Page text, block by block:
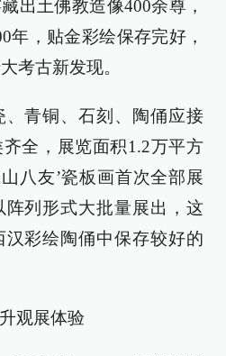
出土佛教造像400余尊，
年，贴金彩绘保存完好，
考古新发现。
青铜、石刻、陶俑应接
全，展览面积1.2万平方
八友’瓷板画首次全部展
列形式大批量展出，这
彩绘陶俑中保存较好的
观展体验